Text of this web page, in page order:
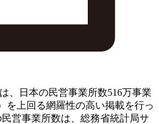
、日本の民営事業所数516万事業
を上回る網羅性の高い掲載を行っ
営事業所数は、総務省統計局サ